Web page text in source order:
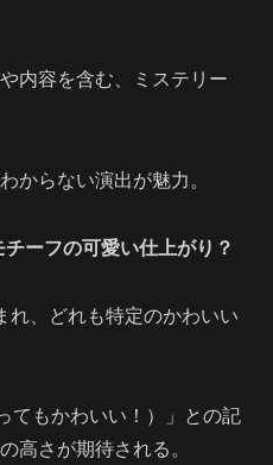
内容を含む、ミステリー
からない演出が魅力。
ーフの可愛い仕上がり？
れ、どれも特定のかわいい
てもかわいい！）」との記
高さが期待される。